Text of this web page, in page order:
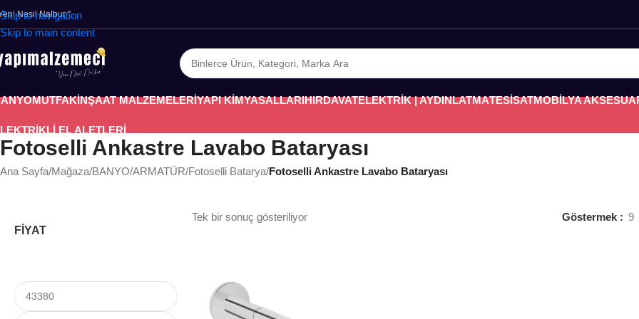
Skip to navigation
Skip to main content
Nesil Nalbur "
MUTFAKİNŞAAT MALZEMELERİYAPI KİMYASALLARIHIRDAVATELEKTRİK | AYDINLATMATESİSATMOBİLYA
EL ALETLERİ
Fotoselli Ankastre Lavabo Bataryası
Ana Sayfa/Mağaza/BANYO/ARMATÜR/Fotoselli Batarya/Fotoselli Ankastre Lavabo Bataryası
FİYAT
Tek bir sonuç gösteriliyor Göstermek 9